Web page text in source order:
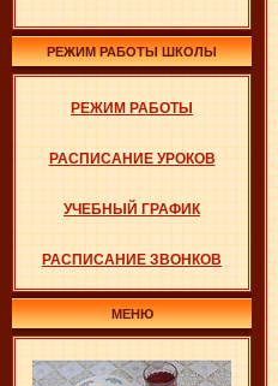
РЕЖИМ РАБОТЫ ШКОЛЫ
РЕЖИМ РАБОТЫ
РАСПИСАНИЕ УРОКОВ
УЧЕБНЫЙ ГРАФИК
РАСПИСАНИЕ ЗВОНКОВ
МЕНЮ